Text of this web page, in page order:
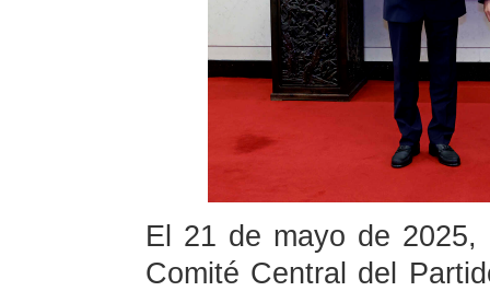
El 21 de mayo de
Comité Central del